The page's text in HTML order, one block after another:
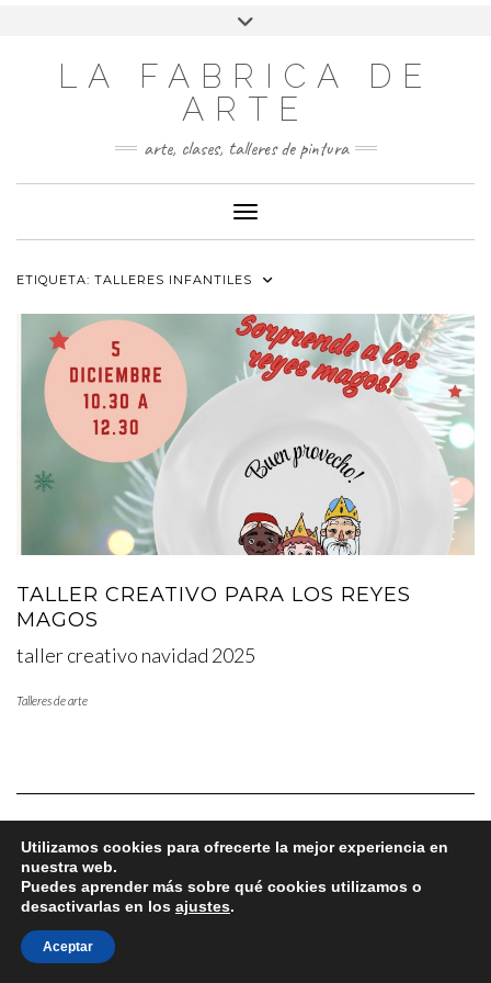
LA FABRICA DE
ARTE
arte, clases, talleres de pintura
Cambiar modo de navegación
ETIQUETA: TALLERES INFANTILES
TALLER CREATIVO PARA LOS REYES
MAGOS
taller creativo navidad 2025
Talleres de arte
Copyright © 2025 www.lafabricadearte.net
Utilizamos cookies para ofrecerte la mejor experiencia en
nuestra web.
Puedes aprender más sobre qué cookies utilizamos o
desactivarlas en los ajustes.
Aceptar